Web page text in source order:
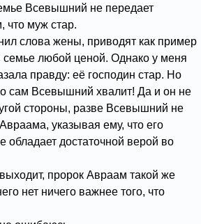
Всевышний не передает
что муж стар.
слова жены, приводят как пример
семье любой ценой. Однако у меня
правду: её господин стар. Но
сам Всевышний хвалит! Да и он не
стороны, разве Всевышний не
указывая ему, что его
обладает достаточной верой во
пророк Авраам такой же
нет ничего важнее того, что